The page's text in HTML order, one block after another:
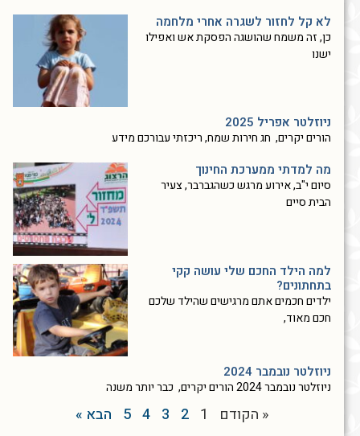
לא קל לחזור לשגרה אחרי מלחמה
כן, זה משמח שהושגה הפסקת אש ואפילו
ישנו
ניוזלטר אפריל 2025
הורים יקרים, חג חירות שמח, ריכזתי עבורכם מידע
מה למדתי ממערכת החינוך
סיום י"ב, אירוע מרגש כשהגברבר, צעיר
הבית סיים
למה הילד החכם שלי עושה קקי
בתחתונים?
ילדים חכמים אתם מרגישים שהילד שלכם
חכם מאוד,
ניוזלטר נובמבר 2024
ניוזלטר נובמבר 2024 הורים יקרים, כבר יותר משנה
« הקודם 1
2
3
4
5 הבא »